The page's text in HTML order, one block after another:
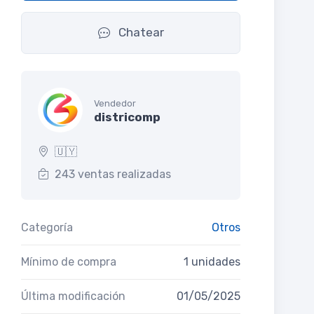
Chatear
Vendedor
districomp
🇺🇾
243 ventas realizadas
Categoría Otros
Mínimo de compra 1 unidades
Última modificación 01/05/2025